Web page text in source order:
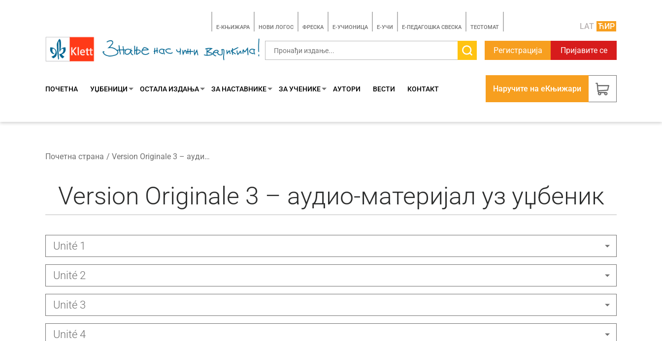
E-КЊИЖАРА НОВИ ЛОГОС ФРЕСКА E-УЧИОНИЦА E-УЧИ Е-ПЕДАГОШКА СВЕСКА TЕСТОМАТ LAT ЋИР
Регистрација Пријавите се
ПОЧЕТНА УЏБЕНИЦИ ОСТАЛА ИЗДАЊА ЗА НАСТАВНИКЕ ЗА УЧЕНИКЕ АУТОРИ ВЕСТИ КОНТАКТ Наручите на еКњижари
Почетна страна Version Originale 3 – аудио-материјал уз уџбеник
Version Originale 3 – аудио-материјал уз уџбеник
Unité 1
Unité 2
Unité 3
Unité 4